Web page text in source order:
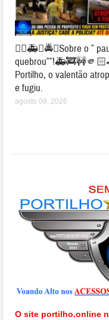
👉🏻🚑🚓🚔😱Sobre o ”
Portilho, o valentão
e fugiu.
agosto 09, 2026
O site portilho.online